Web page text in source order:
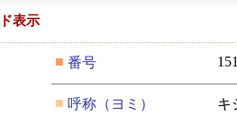
表示
■ 番号
■ 呼称（ヨミ）
キ